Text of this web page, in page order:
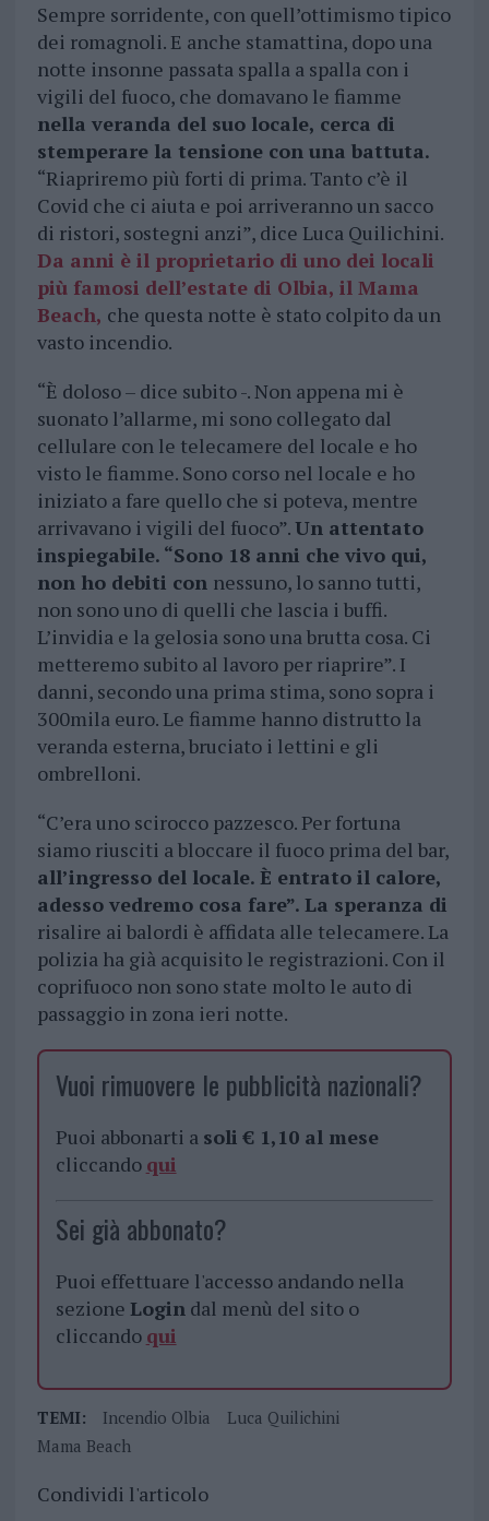
Sempre sorridente, con quell’ottimismo tipico
dei romagnoli. E anche stamattina, dopo una
notte insonne passata spalla a spalla con i
vigili del fuoco, che domavano le fiamme
nella veranda del suo locale, cerca di
stemperare la tensione con una battuta.
“Riapriremo più forti di prima. Tanto c’è il
Covid che ci aiuta e poi arriveranno un sacco
di ristori, sostegni anzi”, dice Luca Quilichini.
Da anni è il proprietario di uno dei locali
più famosi dell’estate di Olbia, il Mama
Beach, che questa notte è stato colpito da un
vasto incendio.
“È doloso – dice subito -. Non appena mi è
suonato l’allarme, mi sono collegato dal
cellulare con le telecamere del locale e ho
visto le fiamme. Sono corso nel locale e ho
iniziato a fare quello che si poteva, mentre
arrivavano i vigili del fuoco”.Un attentato
inspiegabile. “Sono 18 anni che vivo qui,
non ho debiti con nessuno, lo sanno tutti,
non sono uno di quelli che lascia i buffi.
L’invidia e la gelosia sono una brutta cosa. Ci
metteremo subito al lavoro per riaprire”. I
danni, secondo una prima stima, sono sopra i
300mila euro. Le fiamme hanno distrutto la
veranda esterna, bruciato i lettini e gli
ombrelloni.
“C’era uno scirocco pazzesco. Per fortuna
siamo riusciti a bloccare il fuoco prima del bar,
all’ingresso del locale. È entrato il calore,
adesso vedremo cosa fare”. La speranza di
risalire ai balordi è affidata alle telecamere. La
polizia ha già acquisito le registrazioni. Con il
coprifuoco non sono state molto le auto di
passaggio in zona ieri notte.
Vuoi rimuovere le pubblicità nazionali?
Puoi abbonarti a soli € 1,10 al mese
cliccando qui
Sei già abbonato?
Puoi effettuare l'accesso andando nella
sezione Logindal menù del sito o
cliccando qui
TEMI: Incendio Olbia
Luca Quilichini
Mama Beach
Condividi l'articolo